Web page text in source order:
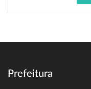
Prefeitura